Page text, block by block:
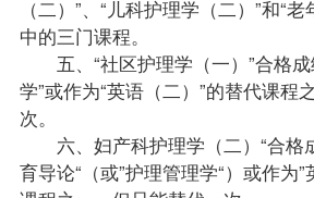
（二）”、“儿科护理学（二）”和“
中的三门课程。
五、“社区护理学（一）”合格
学”或作为“英语（二）”的替代课程
次。
六、妇产科护理学（二）“合格
育导论“（或”护理管理学“）或作为